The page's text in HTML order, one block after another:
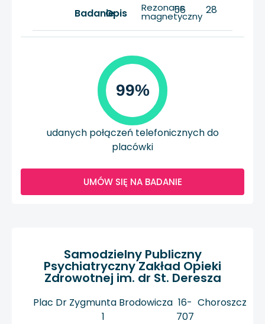
BadanieOpis Rezonans
magnetyczny
56 28
99%
udanych połączeń telefonicznych do
placówki
UMÓW SIĘ NA BADANIE
Samodzielny Publiczny
Psychiatryczny Zakład Opieki
Zdrowotnej im. dr St. Deresza
Plac Dr Zygmunta Brodowicza
1
16-
707
Choroszcz